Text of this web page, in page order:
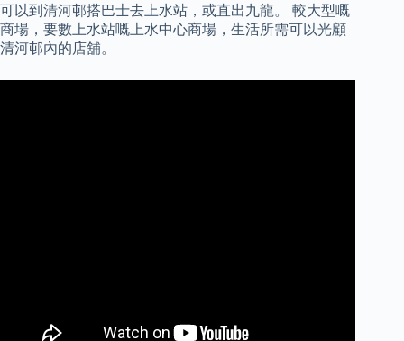
可以到清河邨搭巴士去上水站，或直出九龍。 較大型嘅
商場，要數上水站嘅上水中心商場，生活所需可以光顧
清河邨內的店舖。